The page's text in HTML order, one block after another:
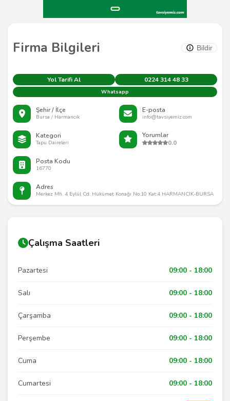
Firma Bilgileri Bildir
Yol Tarifi Al 0224 314 48 33
Whatsapp
Şehir / İlçe
Bursa / Harmancık
E-posta
info@tavsiyemiz.com
Kategori
Tapu Daireleri
Yorumlar
0.0
Posta Kodu
16770
Adres
Merkez Mh. 4 Eylül Cd. Hükümet Konağı No:10 Kat:4 HARMANCIK-BURSA
Çalışma Saatleri
Pazartesi 09:00 - 18:00
Salı 09:00 - 18:00
Çarşamba 09:00 - 18:00
Perşembe 09:00 - 18:00
Cuma 09:00 - 18:00
Cumartesi 09:00 - 18:00